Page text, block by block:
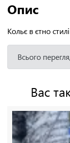
Опис
Кольє в єтно
Всього
Вас